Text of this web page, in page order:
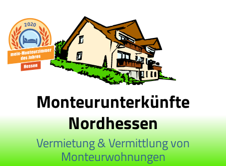
Monteurunterkünfte
Nordhessen
Vermietung & Vermittlung von
Monteurwohnungen